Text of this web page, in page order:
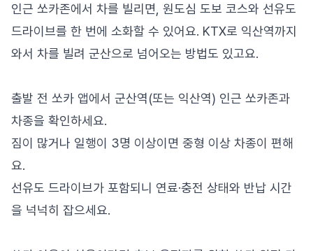
인근 쏘카존에서 차를 빌리면, 원도심 도보 코스와 선유도
드라이브를 한 번에 소화할 수 있어요. KTX로 익산역까지
와서 차를 빌려 군산으로 넘어오는 방법도 있고요.
출발 전 쏘카 앱에서 군산역(또는 익산역) 인근 쏘카존과
차종을 확인하세요.
짐이 많거나 일행이 3명 이상이면 중형 이상 차종이 편해
요.
선유도 드라이브가 포함되니 연료·충전 상태와 반납 시간
을 넉넉히 잡으세요.